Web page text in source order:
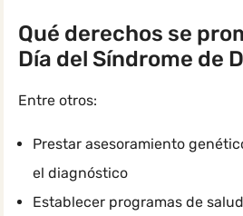
Qué derechos se
Día del Síndrome de
Entre otros:
Prestar asesoramiento
el diagnóstico
Establecer programas de